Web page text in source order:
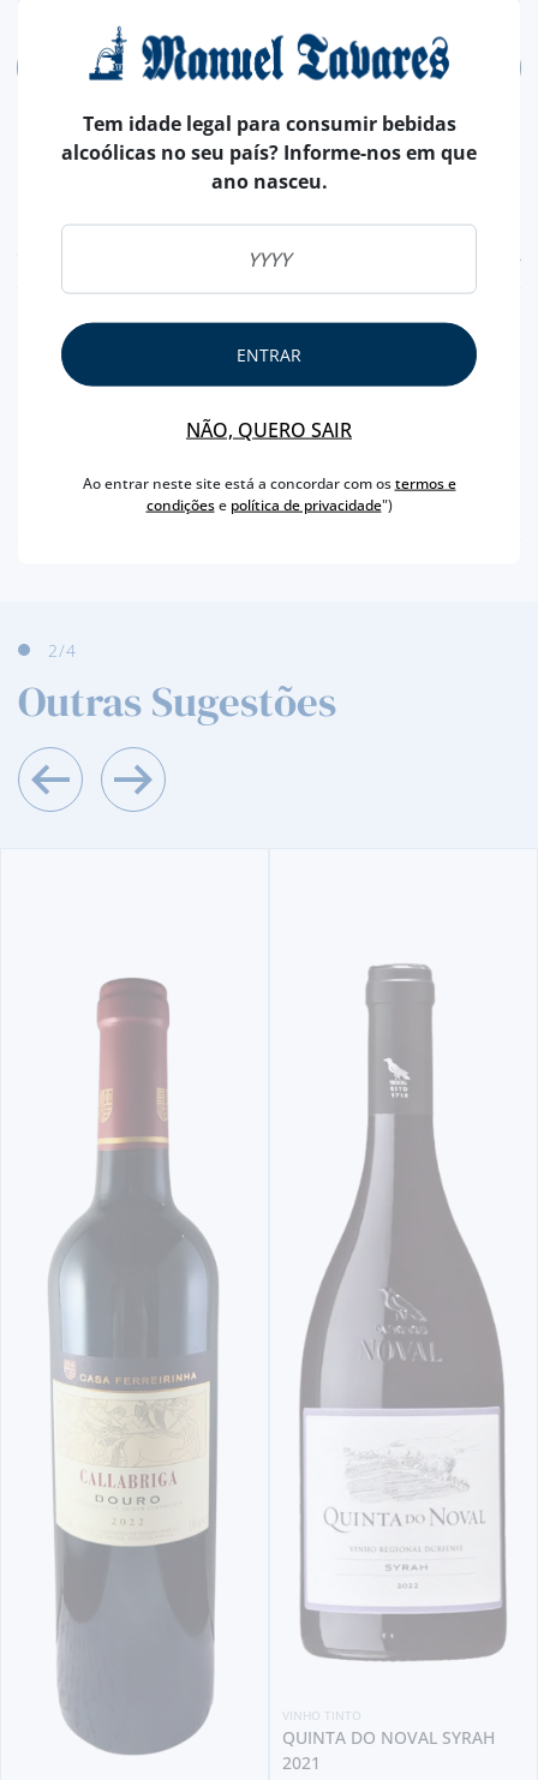
ADICIONAR
REGIÃO SETÚBAL
MARCA
JOSÉ MARIA DA FONSECA
DOMINGOS SOARES FRANCO
2/4
Outras Sugestões
QUINTA DO NOVAL SYRAH
Tem idade legal para consumir bebidas
alcoólicas no seu país? Informe-nos em que
ano nasceu.
ENTRAR
NÃO, QUERO SAIR
Ao entrar neste site está a concordar com ostermos e
condiçõese política de privacidade")